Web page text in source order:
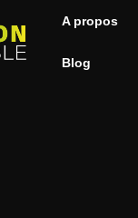
A propos
Blog